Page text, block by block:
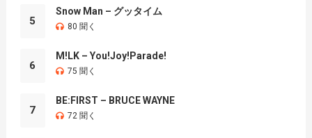
5
Snow Man – グッタイム
80 聞く
6
M!LK – You!Joy!Parade!
75 聞く
7
BE:FIRST – BRUCE WAYNE
72 聞く